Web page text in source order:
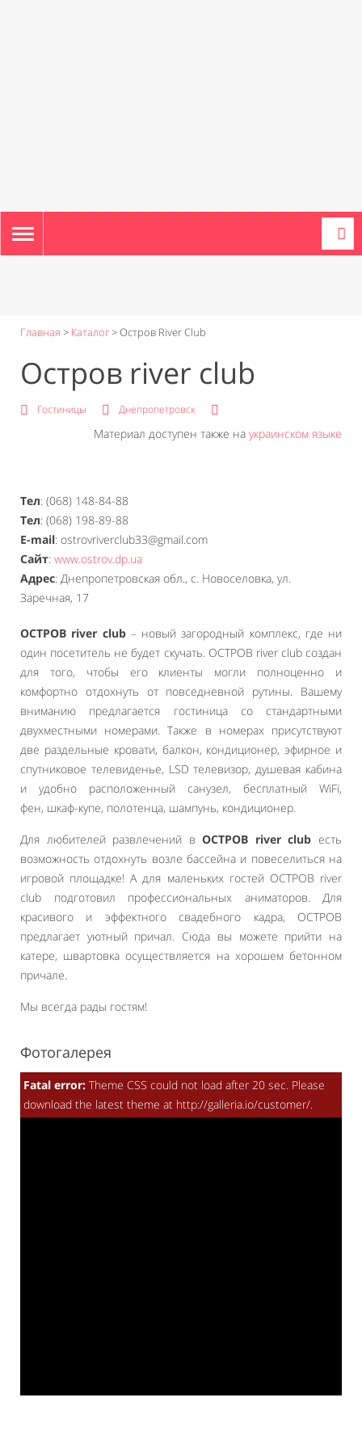
TOGGLE
NAVIGATION
Главная > Каталог>Остров River Club
Остров river club
Гостиницы Днепропетровск
Материал доступен также на украинском языке
Тел: (068) 148-84-88
Тел: (068) 198-89-88
E-mail: ostrovriverclub33@gmail.com
Сайт: www.ostrov.dp.ua
Адрес: Днепропетровская обл., с. Новоселовка, ул.
Заречная, 17
ОСТРОВ river club– новый загородный комплекс, где ни
один посетитель не будет скучать. ОСТРОВ river club создан
для того, чтобы его клиенты могли полноценно и
комфортно отдохнуть от повседневной рутины. Вашему
вниманию предлагается гостиница со стандартными
двухместными номерами. Также в номерах присутствуют
две раздельные кровати, балкон, кондиционер, эфирное и
спутниковое телевиденье, LSD телевизор, душевая кабина
и удобно расположенный санузел, бесплатный WiFi,
фен, шкаф-купе, полотенца, шампунь, кондиционер.
Для любителей развлечений вОСТРОВ river club есть
возможность отдохнуть возле бассейна и повеселиться на
игровой площадке! А для маленьких гостей ОСТРОВ river
club подготовил профессиональных аниматоров. Для
красивого и эффектного свадебного кадра, ОСТРОВ
предлагает уютный причал. Сюда вы можете прийти на
катере, швартовка осуществляется на хорошем бетонном
причале.
Мы всегда рады гостям!
Фотогалерея
Fatal error: Theme CSS could not load after 20 sec. Please
download the latest theme at http://galleria.io/customer/.